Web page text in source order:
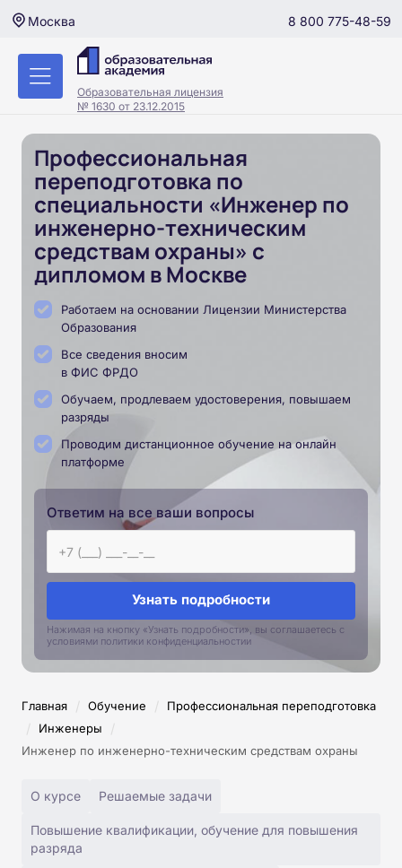
Москва 8 800 775-48-59
Образовательная лицензия
№ 1630 от 23.12.2015
Профессиональная
переподготовка по
специальности «Инженер по
инженерно-техническим
средствам охраны» с
дипломом в Москве
Работаем на основании Лицензии Министерства
Образования
Все сведения вносим
в ФИС ФРДО
Обучаем, продлеваем удостоверения, повышаем
разряды
Проводим дистанционное обучение на онлайн
платформе
Ответим на все ваши вопросы
Узнать подробности
Нажимая на кнопку «Узнать подробности», вы соглашаетесь с
условиями политики конфиденциальностии
Главная / Обучение / Профессиональная переподготовка
/ Инженеры /
Инженер по инженерно-техническим средствам охраны
О курсе Решаемые задачи
Повышение квалификации, обучение для повышения
разряда